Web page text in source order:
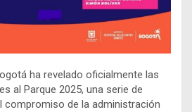
ha revelado oficialmente las
al Parque 2025, una serie de
compromiso de la administración